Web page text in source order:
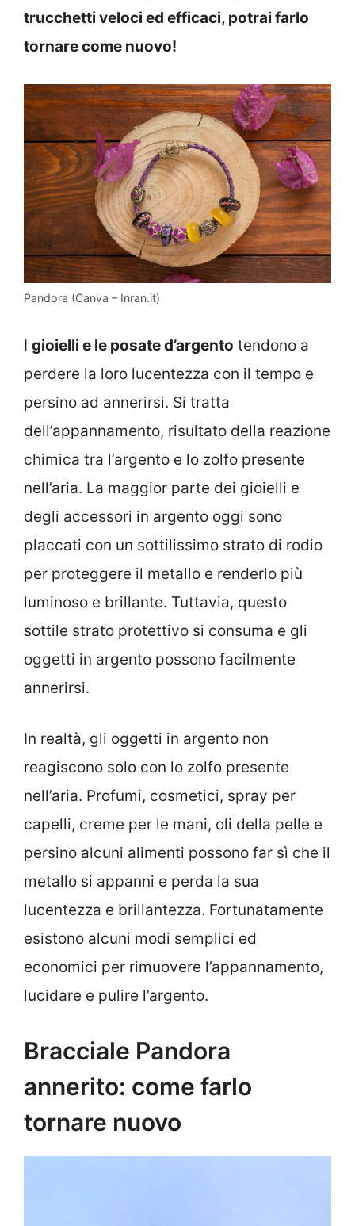
trucchetti veloci ed efficaci, potrai farlo
tornare come nuovo!
Pandora (Canva – Inran.it)
I gioielli e le posate d’argento tendono a
perdere la loro lucentezza con il tempo e
persino ad annerirsi. Si tratta
dell’appannamento, risultato della reazione
chimica tra l’argento e lo zolfo presente
nell’aria. La maggior parte dei gioielli e
degli accessori in argento oggi sono
placcati con un sottilissimo strato di rodio
per proteggere il metallo e renderlo più
luminoso e brillante. Tuttavia, questo
sottile strato protettivo si consuma e gli
oggetti in argento possono facilmente
annerirsi.
In realtà, gli oggetti in argento non
reagiscono solo con lo zolfo presente
nell’aria. Profumi, cosmetici, spray per
capelli, creme per le mani, oli della pelle e
persino alcuni alimenti possono far sì che il
metallo si appanni e perda la sua
lucentezza e brillantezza. Fortunatamente
esistono alcuni modi semplici ed
economici per rimuovere l’appannamento,
lucidare e pulire l’argento.
Bracciale Pandora
annerito: come farlo
tornare nuovo